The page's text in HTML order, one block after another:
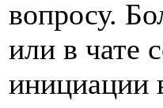
вопросу.
или в чате
инициации